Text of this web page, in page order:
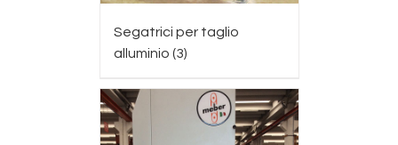
Segatrici per taglio
alluminio (3)